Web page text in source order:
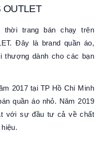
OUTLET
trang bán chạy trên
Đây là brand quần áo,
thượng dành cho các bạn
2017 tại TP Hồ Chí Minh
quần áo nhỏ. Năm 2019
với sự đầu tư cả về chất